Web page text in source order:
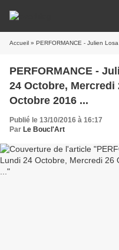
Accueil » PERFORMANCE - Julien Losa - Hanté(s) -
PERFORMANCE -
24 Octobre, Mercredi
Octobre 2016 ...
Publié le 13/10/2016 à 16:17
Par Le Boucl'Art